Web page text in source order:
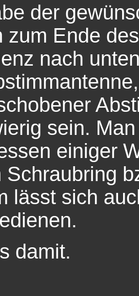
der
zum Ende
nach
sein.
einiger
Schraubring
lässt sich
damit.